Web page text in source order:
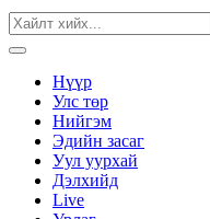
Нүүр
Улс төр
Нийгэм
Эдийн засаг
Уул уурхай
Дэлхийд
Live